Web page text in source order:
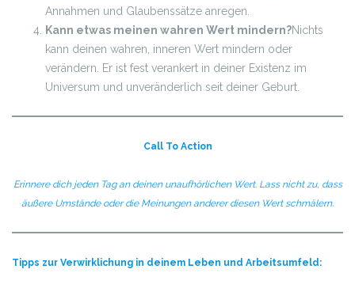
Annahmen und Glaubenssätze anregen.
Kann etwas meinen wahren Wert mindern?Nichts
kann deinen wahren, inneren Wert mindern oder
verändern. Er ist fest verankert in deiner Existenz im
Universum und unveränderlich seit deiner Geburt.
Call To Action
Erinnere dich jeden Tag an deinen unaufhörlichen Wert. Lass nicht zu, dass
äußere Umstände oder die Meinungen anderer diesen Wert schmälern.
Tipps zur Verwirklichung in deinem Leben und Arbeitsumfeld: